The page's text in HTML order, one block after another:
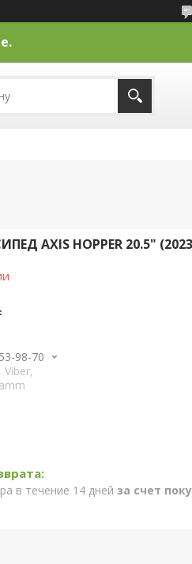
AXIS HOPPER 20.5"
98-70
Viber,
в течение 14 дней за счет